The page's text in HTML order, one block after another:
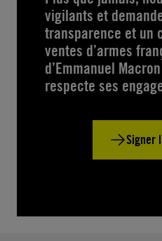
vigilants et
transparence et un
ventes d’armes
d’Emmanuel
respecte ses
Signer